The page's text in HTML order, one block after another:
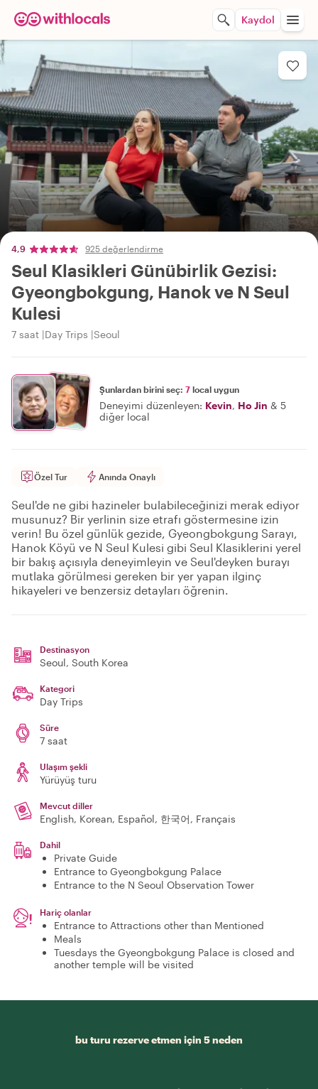
Kaydol
4,9 925 değerlendirme
Seul Klasikleri Günübirlik Gezisi:
Gyeongbokgung, Hanok ve N Seul
Kulesi
7 saat Day Trips Seoul
Şunlardan birini seç: 7 local uygun
Deneyimi düzenleyen: Kevin, Ho Jin & 5
diğer local
Özel Tur Anında Onaylı
Seul'de ne gibi hazineler bulabileceğinizi merak ediyor
musunuz? Bir yerlinin size etrafı göstermesine izin
verin! Bu özel günlük gezide, Gyeongbokgung Sarayı,
Hanok Köyü ve N Seul Kulesi gibi Seul Klasiklerini yerel
bir bakış açısıyla deneyimleyin ve Seul'deyken burayı
mutlaka görülmesi gereken bir yer yapan ilginç
hikayeleri ve benzersiz detayları öğrenin.
Destinasyon
Seoul, South Korea
Kategori
Day Trips
Süre
7 saat
Ulaşım şekli
Yürüyüş turu
Mevcut diller
English, Korean, Español, 한국어, Français
Dahil
Private Guide
Entrance to Gyeongbokgung Palace
Entrance to the N Seoul Observation Tower
Hariç olanlar
Entrance to Attractions other than Mentioned
Meals
Tuesdays the Gyeongbokgung Palace is closed and
another temple will be visited
bu turu rezerve etmen için 5 neden